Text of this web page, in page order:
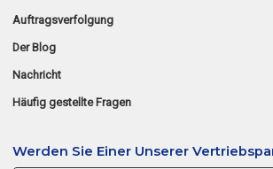
Auftragsverfolgung
Der Blog
Nachricht
Häufig gestellte Fragen
Werden Sie Einer Unserer